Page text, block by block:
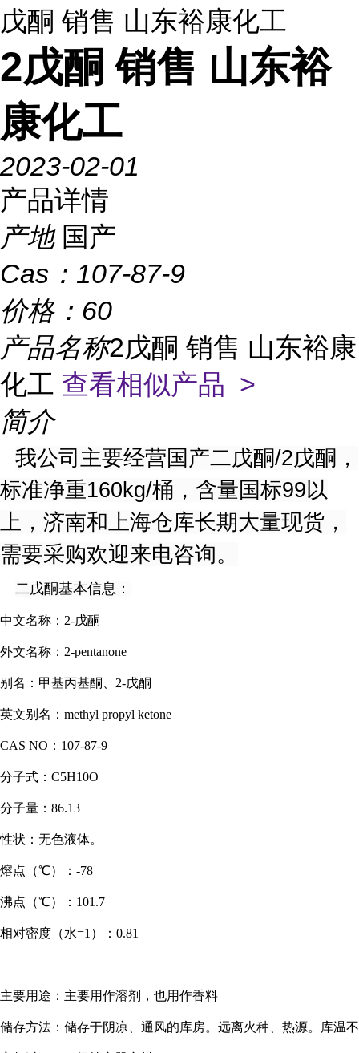
戊酮 销售 山东裕康化工
2戊酮 销售 山东裕
康化工
2023-02-01
产品详情
产地 国产
Cas： 107-87-9
价格： 60
产品名称2戊酮 销售 山东裕康
化工 查看相似产品 >
简介
我公司主要经营国产二戊酮/2戊酮，
标准净重160kg/桶，含量国标99以
上，济南和上海仓库长期大量现货，
需要采购欢迎来电咨询。
二戊酮基本信息：
中文名称 ： 2-戊酮
外文名称 ： 2-pentanone
别名 ： 甲基丙基酮、2-戊酮
英文别名 ： methyl propyl ketone
CAS NO ： 107-87-9
分子式 ： C5H10O
分子量 ： 86.13
性状：无色液体。
熔点（℃）：-78
沸点（℃）：101.7
相对密度（水=1）：0.81
主要用途：主要用作溶剂，也用作香料
储存方法：储存于阴凉、通风的库房。远离火种、热源。库温不